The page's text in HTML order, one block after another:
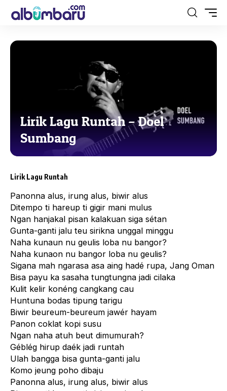
Lirik Lagu Runtah – Doel
Sumbang
Lirik Lagu Runtah
Panonna alus, irung alus, biwir alus
Ditempo ti hareup ti gigir mani mulus
Ngan hanjakal pisan kalakuan siga sétan
Gunta-ganti jalu teu sirikna unggal minggu
Naha kunaun nu geulis loba nu bangor?
Naha kunaon nu bangor loba nu geulis?
Sigana mah ngarasa asa aing hadé rupa, Jang Oman
Bisa payu ka sasaha tungtungna jadi cilaka
Kulit kelir konéng cangkang cau
Huntuna bodas tipung tarigu
Biwir beureum-beureum jawér hayam
Panon coklat kopi susu
Ngan naha atuh beut dimumurah?
Géblég hirup daék jadi runtah
Ulah bangga bisa gunta-ganti jalu
Komo jeung poho dibaju
Panonna alus, irung alus, biwir alus